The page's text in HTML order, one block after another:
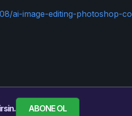
ai-image-editing-photoshop-
ABONE OL